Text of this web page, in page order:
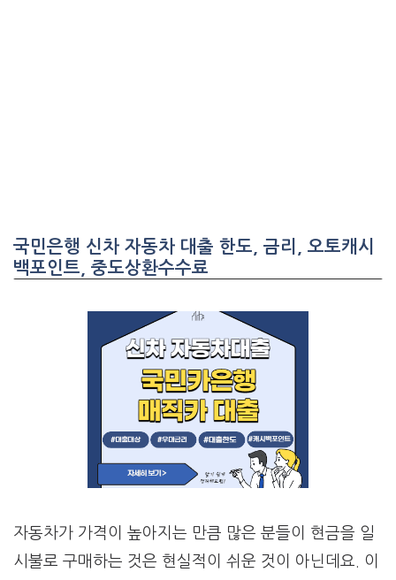
국민은행 신차 자동차 대출 한도, 금리, 오토캐시
백포인트, 중도상환수수료
자동차가 가격이 높아지는 만큼 많은 분들이 현금을 일
시불로 구매하는 것은 현실적이 쉬운 것이 아닌데요. 이